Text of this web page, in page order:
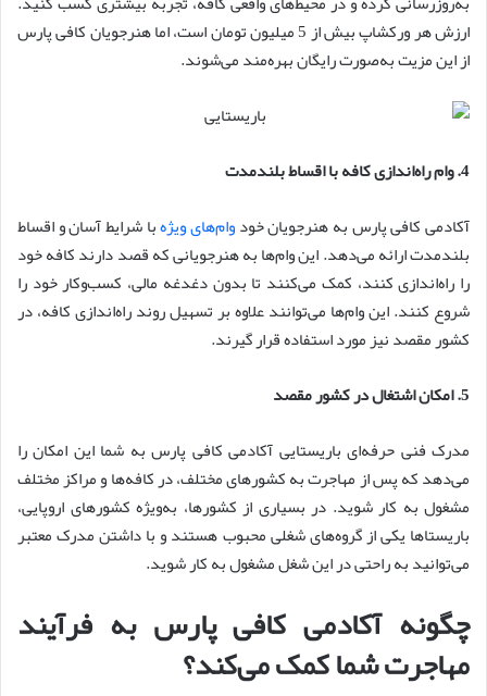
ارزش هر ورکشاپ بیش از 5 میلیون تومان است، اما هنرجویان کافی پارس
از این مزیت به‌صورت رایگان بهره‌مند می‌شوند.
4. وام راه‌اندازی کافه با اقساط بلندمدت
آکادمی کافی پارس به هنرجویان خودوام‌های ویژهبا شرایط آسان و اقساط
بلندمدت ارائه می‌دهد. این وام‌ها به هنرجویانی که قصد دارند کافه خود
را راه‌اندازی کنند، کمک می‌کنند تا بدون دغدغه مالی، کسب‌وکار خود را
شروع کنند. این وام‌ها می‌توانند علاوه بر تسهیل روند راه‌اندازی کافه، در
کشور مقصد نیز مورد استفاده قرار گیرند.
5. امکان اشتغال در کشور مقصد
مدرک فنی حرفه‌ای باریستایی آکادمی کافی پارس به شما این امکان را
می‌دهد که پس از مهاجرت به کشورهای مختلف، در کافه‌ها و مراکز مختلف
مشغول به کار شوید. در بسیاری از کشورها، به‌ویژه کشورهای اروپایی،
باریستاها یکی از گروه‌های شغلی محبوب هستند و با داشتن مدرک معتبر
می‌توانید به راحتی در این شغل مشغول به کار شوید.
چگونه آکادمی کافی پارس به فرآیند
مهاجرت شما کمک می‌کند؟